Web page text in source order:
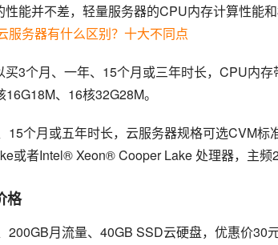
能并不差，轻量服务器的CPU内存计算性能
服务器有什么区别？十大不同点
3个月、一年、15个月或三年时长，CPU内
、16核32G28M。
15个月或五年时长，云服务器规格可选CVM
或者Intel® Xeon® Cooper Lake 处理器，主频
格
200GB月流量、40GB SSD云硬盘，优惠价30